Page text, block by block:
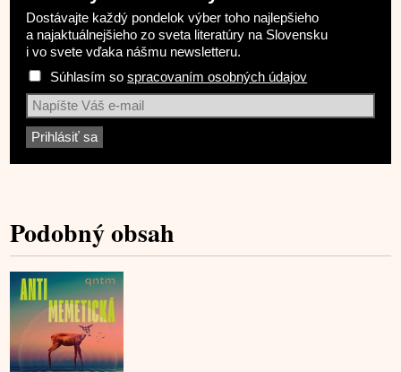
Dostávajte každý pondelok výber toho najlepšieho
a najaktuálnejšieho zo sveta literatúry na Slovensku
i vo svete vďaka nášmu newsletteru.
Súhlasím sospracovaním osobných údajov
Podobný obsah